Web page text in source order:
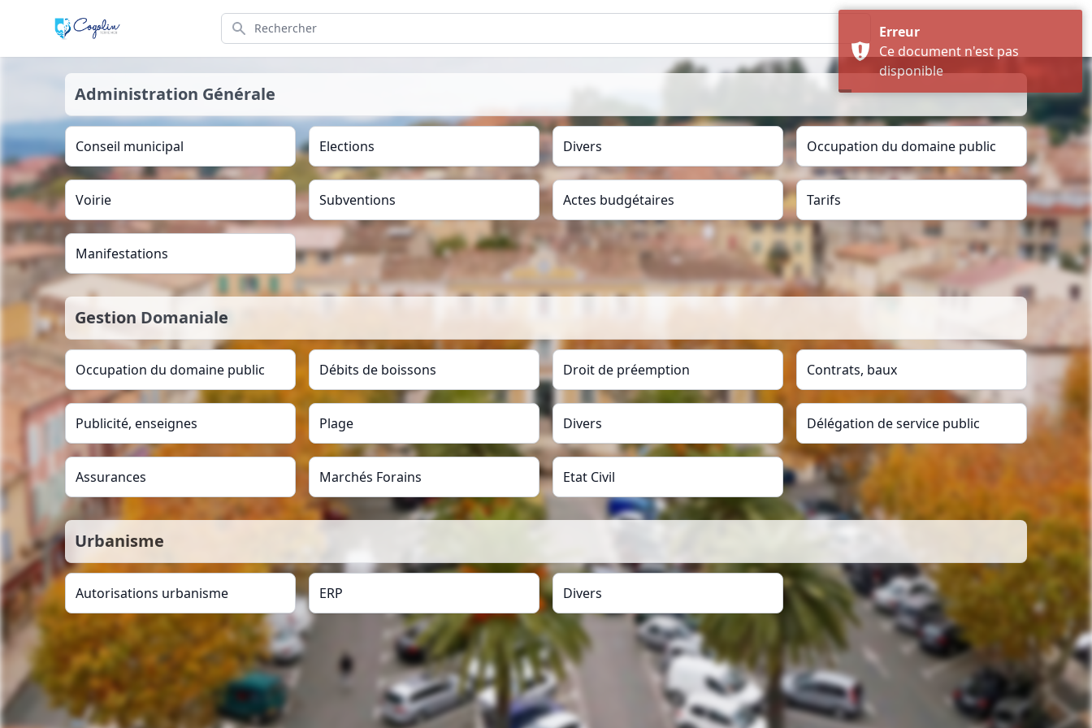
Search
Administration Générale
Conseil municipal Elections Divers Occupation du domaine public
Voirie Subventions Actes budgétaires Tarifs
Manifestations
Gestion Domaniale
Occupation du domaine public Débits de boissons Droit de préemption Contrats, baux
Publicité, enseignes Plage Divers Délégation de service public
Assurances Marchés Forains Etat Civil
Urbanisme
Autorisations urbanisme ERP Divers
Erreur
Ce document n'est pas
disponible